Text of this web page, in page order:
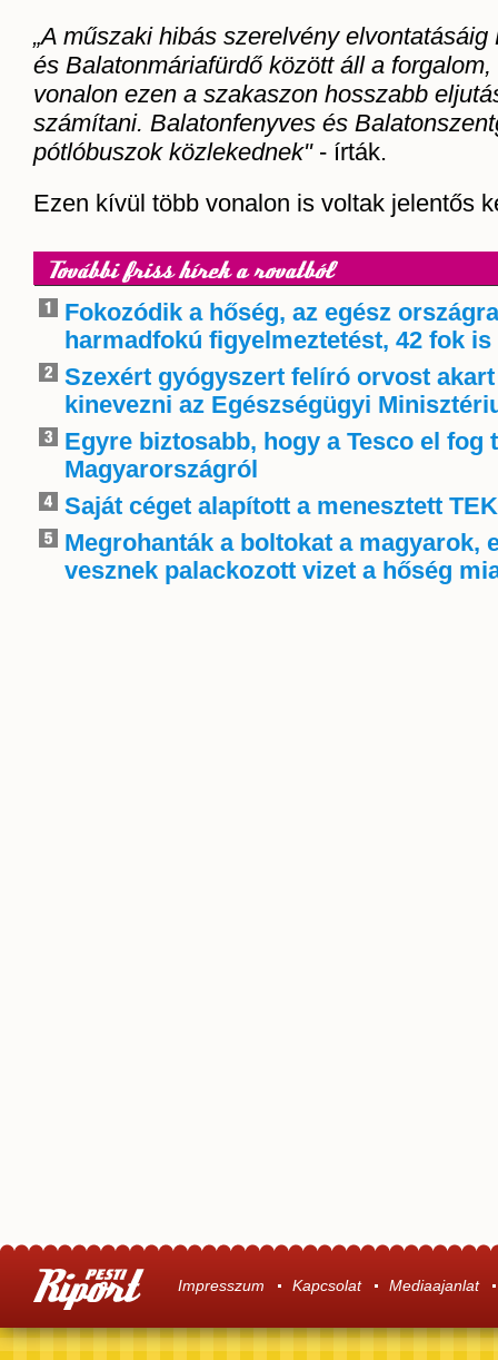
„A műszaki hibás szerelvény
és Balatonmáriafürdő között áll a
vonalon ezen a szakaszon hosszabb
számítani. Balatonfenyves és
pótlóbuszok közlekednek" - írták.
Ezen kívül több vonalon is voltak jelentős
További friss hírek a rovatból
Fokozódik a hőség, az egész
harmadfokú figyelmeztetést, 42 fok is
Szexért gyógyszert felíró orvost
kinevezni az Egészségügyi
Egyre biztosabb, hogy a Tesco el fog
Magyarországról
Saját céget alapított a menesztett
Megrohanták a boltokat a magyarok,
vesznek palackozott vizet a hőség
Impresszum Kapcsolat Mediaajanlat